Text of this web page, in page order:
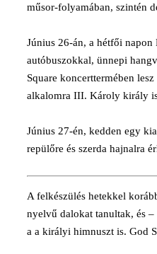
műsor-folyamában, szintén
Június 26-án, a hétfői napon
autóbuszokkal, ünnepi
Square koncerttermében
alkalomra III. Károly király
Június 27-én, kedden egy
repülőre és szerda hajnalra
A felkészülés hetekkel
nyelvű dalokat tanultak, és –
a a királyi himnuszt is. God